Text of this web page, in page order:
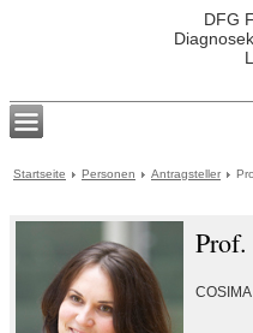
DFG
Startseite Personen Antragsteller